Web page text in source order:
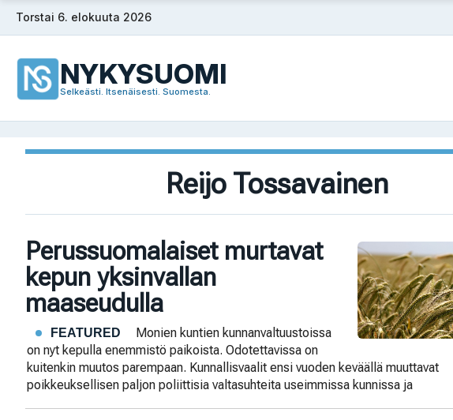
SiirryTorstai 6. elokuuta 2026
NYKYSUOMI
Selkeästi. Itsenäisesti. Suomesta.
Reijo Tossavainen
Perussuomalaiset murtavat
kepun yksinvallan
maaseudulla
FEATURED
Monien kuntien kunnanvaltuustoissa
on nyt kepulla enemmistö paikoista. Odotettavissa on
kuitenkin muutos parempaan. Kunnallisvaalit ensi vuoden keväällä muuttavat
poikkeuksellisen paljon poliittisia valtasuhteita useimmissa kunnissa ja